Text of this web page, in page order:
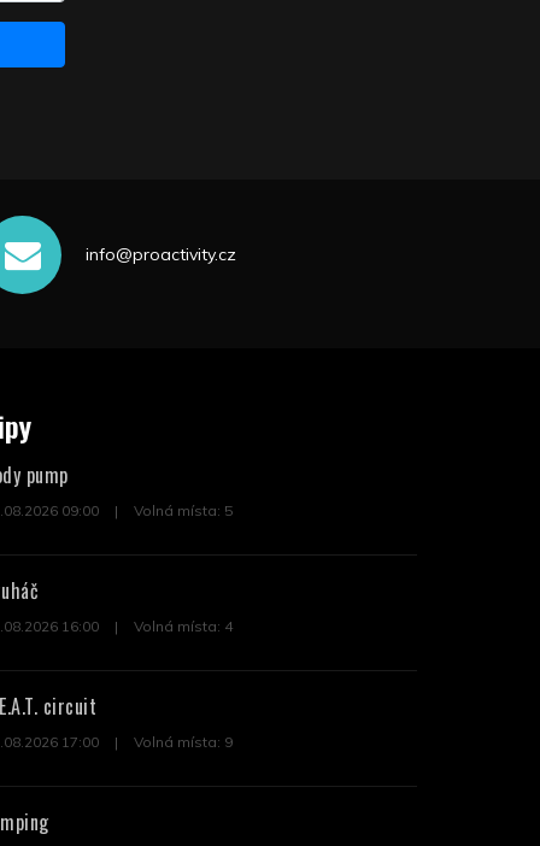
info@proactivity.cz
pump
09:00 Volná místa: 5
16:00 Volná místa: 4
circuit
17:00 Volná místa: 9